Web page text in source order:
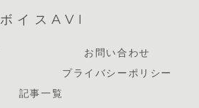
ボイスAVI
お問い合わせ
プライバシーポリシー
記事一覧